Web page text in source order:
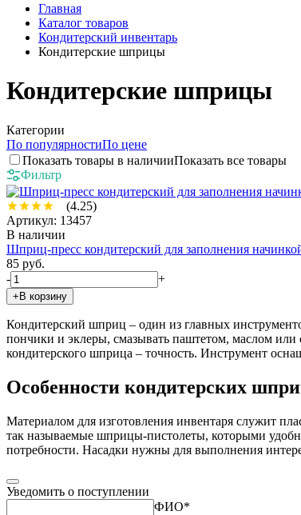
Главная
Каталог товаров
Кондитерский инвентарь
Кондитерские шприцы
Кондитерские шприцы
Категории
По популярностиПо цене
Показать товары в наличииПоказать все товары
Фильтр
(4.25)
Артикул: 13457
В наличии
Шприц-пресс кондитерский для заполнения
85 руб.
-
+
+В корзину
Кондитерский шприц – один из главных
пончики и эклеры, смазывать паштетом, маслом или
кондитерского шприца – точность. Инструмент
Особенности кондитерских
Материалом для изготовления инвентаря служит
так называемые шприцы-пистолеты, которыми
потребности. Насадки нужны для выполнения
Уведомить о поступлении
ФИО*